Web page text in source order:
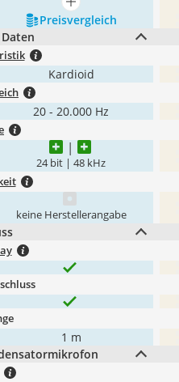
mehr anzeigen
Preis­vergleich
Kardioid
20 - 20.000 Hz
24 bit | 48 kHz
keine Herstellerangabe
1 m